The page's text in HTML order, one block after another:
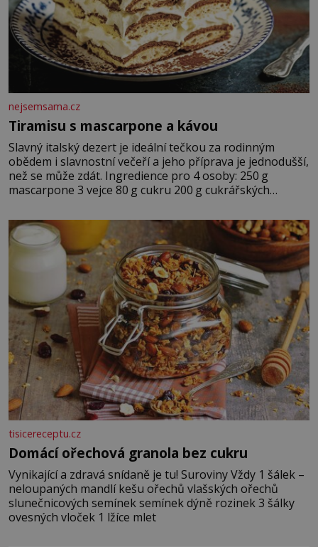
nejsemsama.cz
Tiramisu s mascarpone a kávou
Slavný italský dezert je ideální tečkou za rodinným
obědem i slavnostní večeří a jeho příprava je jednodušší,
než se může zdát. Ingredience pro 4 osoby: 250 g
mascarpone 3 vejce 80 g cukru 200 g cukrářských
posypání Postup: Oddělte žloutky od bílků. Žloutky
vyšlehejte s cukrem do světlé pěny a postupně do nich
vmíchejte mascarpone, aby vznikl hladký
tisicereceptu.cz
Domácí ořechová granola bez cukru
Vynikající a zdravá snídaně je tu! Suroviny Vždy 1 šálek –
neloupaných mandlí kešu ořechů vlašských ořechů
slunečnicových semínek semínek dýně rozinek 3 šálky
ovesných vloček 1 lžíce mlet